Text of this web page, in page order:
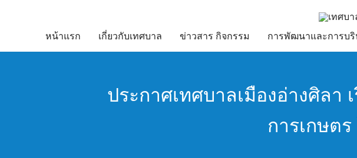
หน้าแรก เกี่ยวกับเทศบาล ข่าวสาร กิจกรรม การพัฒนาและการบริ
ประกาศเทศบาลเมืองอ่างศิลา
การเกษต